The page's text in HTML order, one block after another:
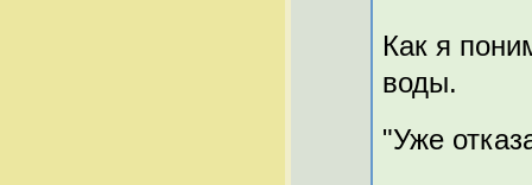
Как я
воды.
"Уже